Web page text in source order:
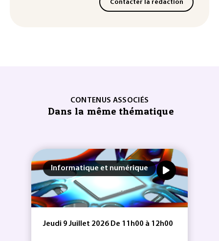
Contacter la rédaction
CONTENUS ASSOCIÉS
Dans la même thématique
Informatique et numérique
Jeudi 9 Juillet 2026 De 11h00 à 12h00